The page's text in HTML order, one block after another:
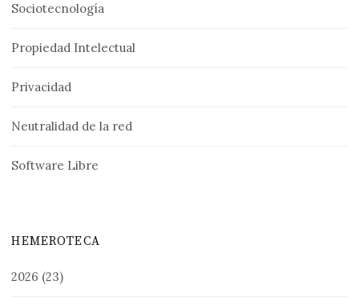
Sociotecnología
Propiedad Intelectual
Privacidad
Neutralidad de la red
Software Libre
HEMEROTECA
2026 (23)